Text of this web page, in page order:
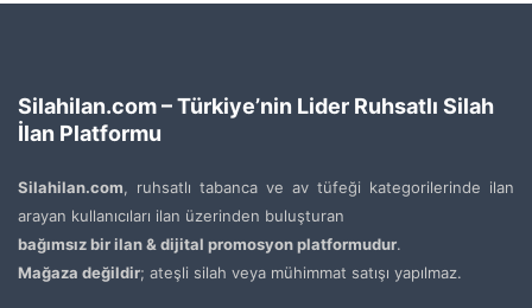
Silahilan.com – Türkiye’nin Lider Ruhsatlı Silah
İlan Platformu
Silahilan.com, ruhsatlı tabanca ve av tüfeği kategorilerinde ilan
arayan kullanıcıları ilan üzerinden buluşturan
bağımsız bir ilan & dijital promosyon platformudur.
Mağaza değildir; ateşli silah veya mühimmat satışı yapılmaz.